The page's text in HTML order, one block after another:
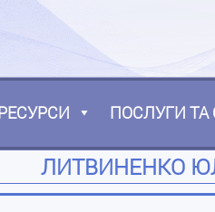
ПОСЛУГИ ТА
ЛИТВИНЕНКО